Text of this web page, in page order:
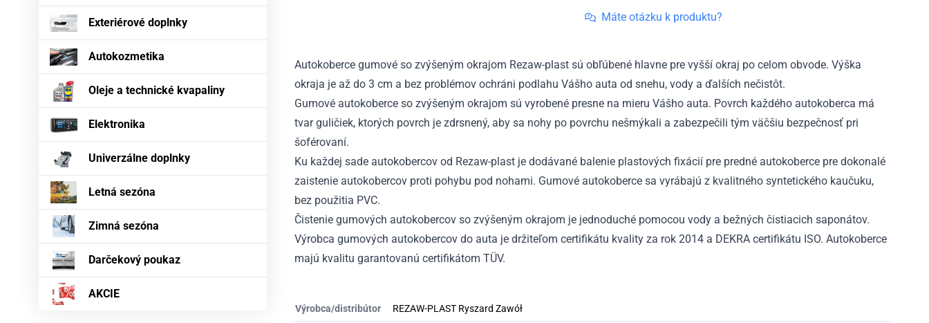
Exteriérové doplnky
Autokozmetika
Oleje a technické kvapaliny
Elektronika
Univerzálne doplnky
Letná sezóna
Zimná sezóna
Darčekový poukaz
AKCIE
5
II
2017
Máte otázku k produktu?
Autokoberce gumové so zvýšeným okrajom Rezaw-plast sú obľúbené hlavne pre vyšší okraj po celom obvode. Výška
okraja je až do 3 cm a bez problémov ochráni podlahu Vášho auta od snehu, vody a ďalších nečistôt.
Gumové autokoberce so zvýšeným okrajom sú vyrobené presne na mieru Vášho auta. Povrch každého autokoberca má
tvar guličiek, ktorých povrch je zdrsnený, aby sa nohy po povrchu nešmýkali a zabezpečili tým väčšiu bezpečnosť pri
šoférovaní.
Ku každej sade autokobercov od Rezaw-plast je dodávané balenie plastových fixácií pre predné autokoberce pre dokonalé
zaistenie autokobercov proti pohybu pod nohami. Gumové autokoberce sa vyrábajú z kvalitného syntetického kaučuku,
bez použitia PVC.
Čistenie gumových autokobercov so zvýšeným okrajom je jednoduché pomocou vody a bežných čistiacich saponátov.
Výrobca gumových autokobercov do auta je držiteľom certifikátu kvality za rok 2014 a DEKRA certifikátu ISO. Autokoberce
majú kvalitu garantovanú certifikátom TÜV.
Výrobca/distribútor REZAW-PLAST Ryszard Zawół